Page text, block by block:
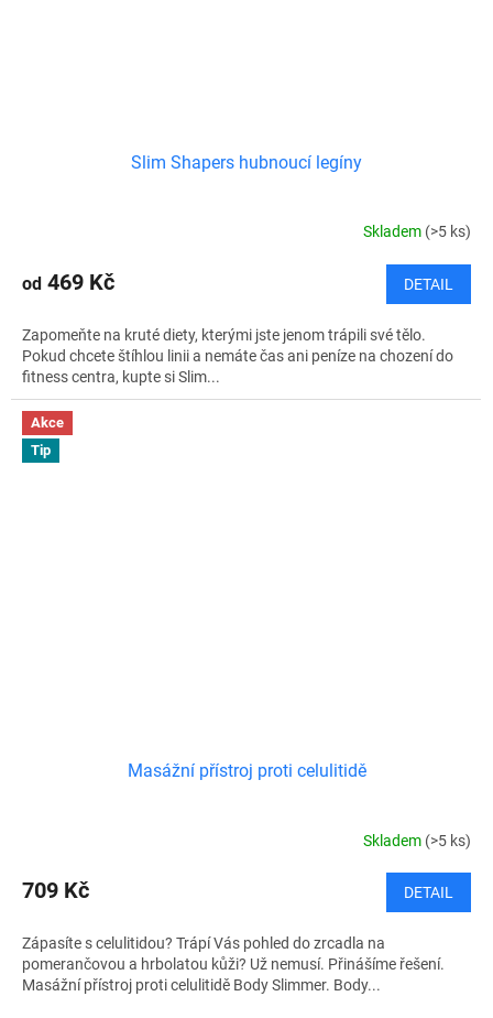
Slim Shapers hubnoucí legíny
Skladem (>5 ks)
od 469 Kč DETAIL
Zapomeňte na kruté diety, kterými jste jenom trápili své tělo.
Pokud chcete štíhlou linii a nemáte čas ani peníze na chození do
fitness centra, kupte si Slim...
Akce
Tip
Masážní přístroj proti celulitidě
Skladem (>5 ks)
709 Kč DETAIL
Zápasíte s celulitidou? Trápí Vás pohled do zrcadla na
pomerančovou a hrbolatou kůži? Už nemusí. Přinášíme řešení.
Masážní přístroj proti celulitidě Body Slimmer. Body...